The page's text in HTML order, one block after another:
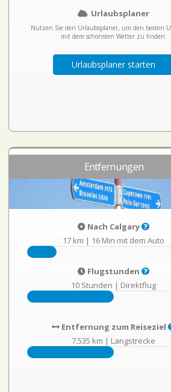
Urlaubsplaner
Nutzen Sie den Urlaubsplaner, um den besten
mit dem schönsten Wetter zu finden.
Urlaubsplaner starten
Entfernungen
Nach Calgary
17 km | 16 Min mit dem Auto
Flugstunden
10 Stunden | Direktflug
Entfernung zum Reiseziel
7.535 km | Langstrecke